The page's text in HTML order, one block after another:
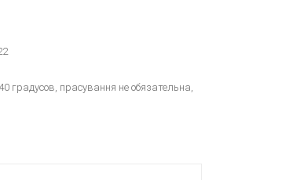
прасування не обязательна,